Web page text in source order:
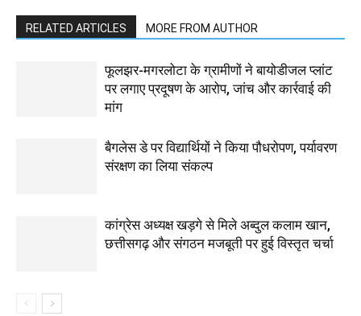
RELATED ARTICLES MORE FROM AUTHOR
फूलझर-मगरलोटा के ग्रामीणों ने बायोडीजल प्लांट
पर लगाए प्रदूषण के आरोप, जांच और कार्रवाई की
मांग
बैगलेस डे पर विद्यार्थियों ने किया पौधरोपण, पर्यावरण
संरक्षण का लिया संकल्प
कांग्रेस अध्यक्ष खड़गे से मिले अब्दुल कलाम खान,
छत्तीसगढ़ और संगठन मजबूती पर हुई विस्तृत चर्चा